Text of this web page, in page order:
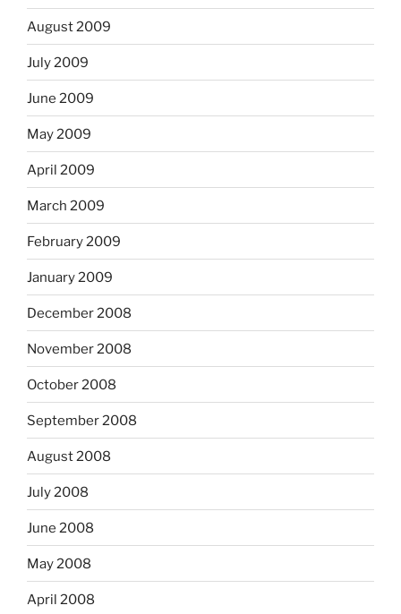
August 2009
July 2009
June 2009
May 2009
April 2009
March 2009
February 2009
January 2009
December 2008
November 2008
October 2008
September 2008
August 2008
July 2008
June 2008
May 2008
April 2008